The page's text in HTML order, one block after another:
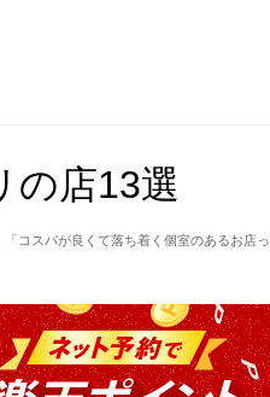
の店13選
コスパが良くて落ち着く個室のあるお店っ